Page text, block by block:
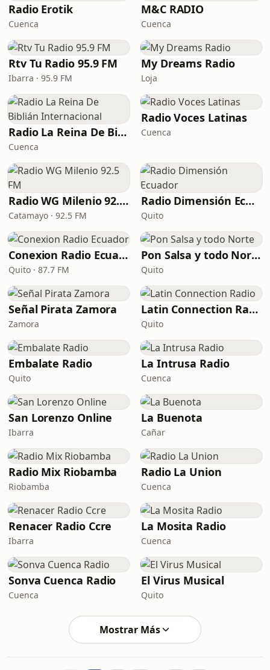
Radio Erotik
Cuenca
M&C RADIO
Cuenca
Rtv Tu Radio 95.9 FM
Ibarra · 95.9 FM
My Dreams Radio
Loja
Radio La Reina De Biblián Internacional
Cuenca
Radio Voces Latinas
Cuenca
Radio WG Milenio 92.5 FM
Catamayo · 92.5 FM
Radio Dimensión Ecuador
Quito
Conexion Radio Ecuador
Quito · 87.7 FM
Pon Salsa y todo Norte
Quito
Señal Pirata Zamora
Zamora
Latin Connection Radio
Quito
Embalate Radio
Quito
La Intrusa Radio
Cuenca
San Lorenzo Online
Ibarra
La Buenota
Cañar
Radio Mix Riobamba
Riobamba
Radio La Union
Cuenca
Renacer Radio Ccre
Ibarra
La Mosita Radio
Cuenca
Sonva Cuenca Radio
Cuenca
El Virus Musical
Quito
Mostrar Más